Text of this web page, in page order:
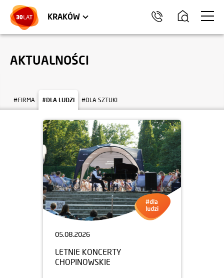
KRAKÓW
TRÓJMIASTO
LOKALE USŁUGOWE
AKTUALNOŚCI
#FIRMA #DLA LUDZI #DLA SZTUKI
05.08.2026
LETNIE KONCERTY
CHOPINOWSKIE